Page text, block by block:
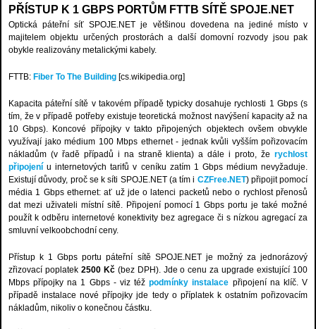
PŘÍSTUP K 1 GBPS PORTŮM FTTB SÍTĚ SPOJE.NET
Optická páteřní síť SPOJE.NET je většinou dovedena na jediné místo v
majitelem objektu určených prostorách a další domovní rozvody jsou pak
obykle realizovány metalickými kabely.
FTTB: Fiber To The Building [cs.wikipedia.org]
Kapacita páteřní sítě v takovém případě typicky dosahuje rychlosti 1 Gbps (s
tím, že v případě potřeby existuje teoretická možnost navýšení kapacity až na
10 Gbps). Koncové přípojky v takto připojených objektech ovšem obvykle
využívají jako médium 100 Mbps ethernet - jednak kvůli vyšším pořizovacím
nákladům (v řadě případů i na straně klienta) a dále i proto, že rychlost
připojení u internetových tarifů v ceníku zatím 1 Gbps médium nevyžaduje.
Existují důvody, proč se k síti SPOJE.NET (a tím i CZFree.NET) připojit pomocí
média 1 Gbps ethernet: ať už jde o latenci packetů nebo o rychlost přenosů
dat mezi uživateli místní sítě. Připojení pomocí 1 Gbps portu je také možné
použít k odběru internetové konektivity bez agregace či s nízkou agregací za
smluvní velkoobchodní ceny.
Přístup k 1 Gbps portu páteřní sítě SPOJE.NET je možný za jednorázový
zřizovací poplatek 2500 Kč(bez DPH). Jde o cenu za upgrade existující 100
Mbps přípojky na 1 Gbps - viz téžpodmínky instalace připojení na klíč. V
případě instalace nové přípojky jde tedy o příplatek k ostatním pořizovacím
nákladům, nikoliv o konečnou částku.